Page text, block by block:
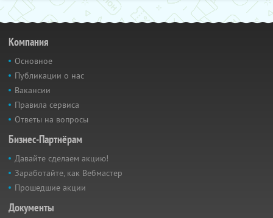
Компания
Основное
Публикации о нас
Вакансии
Правила сервиса
Ответы на вопросы
Бизнес-Партнёрам
Давайте сделаем акцию!
Заработайте, как Вебмастер
Прошедшие акции
Документы